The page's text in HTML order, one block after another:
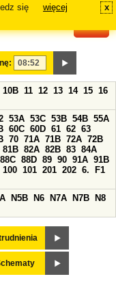
się
więcej x
10B 11 12 13 14 15 16
53A 53C 53B 54B 55A
60C 60D 61 62 63
70 71A 71B 72A 72B
81B 82A 82B 83 84A
88C 88D 89 90 91A 91B
100 101 201 202 6.
F1
N5B N6 N7A N7B
N8